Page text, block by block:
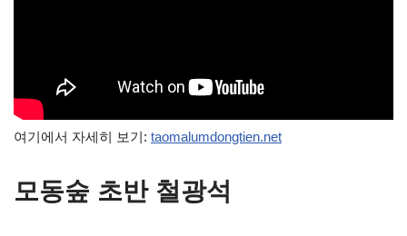
여기에서 자세히 보기: taomalumdongtien.net
모동숲 초반 철광석